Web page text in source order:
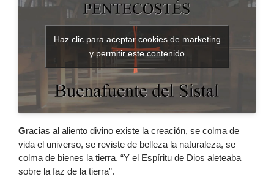
Haz clic para aceptar cookies de marketing
y permitir este contenido
Gracias al aliento divino existe la creación, se colma de
vida el universo, se reviste de belleza la naturaleza, se
colma de bienes la tierra. “Y el Espíritu de Dios aleteaba
sobre la faz de la tierra”.